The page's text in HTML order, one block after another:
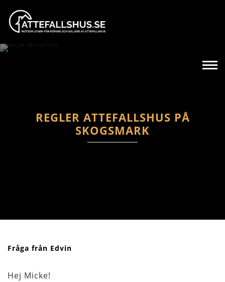
REGLER ATTEFALLSHUS PÅ
SKOGSMARK
Fråga från Edvin
Hej Micke!